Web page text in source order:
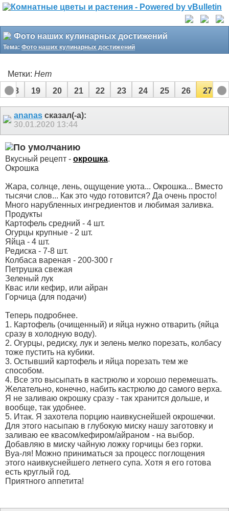
Фото наших кулинарных достижений
Тема: Фото наших кулинарных достижений
Метки: Нет
18
19 20 21 22 23 24 25 26 27
ananas сказал(-а):
30.01.2020 13:44
Вкусный рецепт - окрошка.
Окрошка
Жара, солнце, лень, ощущение уюта... Окрошка... Вместо
тысячи слов... Как это чудо готовится? Да очень просто!
Много нарубленных ингредиентов и любимая заливка.
Продукты
Картофель средний - 4 шт.
Огурцы крупные - 2 шт.
Яйца - 4 шт.
Редиска - 7-8 шт.
Колбаса вареная - 200-300 г
Петрушка свежая
Зеленый лук
Квас или кефир, или айран
Горчица (для подачи)
Теперь подробнее.
1. Картофель (очищенный) и яйца нужно отварить (яйца
сразу в холодную воду).
2. Огурцы, редиску, лук и зелень мелко порезать, колбасу
тоже пустить на кубики.
3. Остывший картофель и яйца порезать тем же
способом.
4. Все это высыпать в кастрюлю и хорошо перемешать.
Желательно, конечно, набить кастрюлю до самого верха.
Я не заливаю окрошку сразу - так хранится дольше, и
вообще, так удобнее.
5. Итак. Я захотела порцию наивкуснейшей окрошечки.
Для этого насыпаю в глубокую миску нашу заготовку и
заливаю ее квасом/кефиром/айраном - на выбор.
Добавляю в миску чайную ложку горчицы без горки.
Вуа-ля! Можно приниматься за процесс поглощения
этого наивкуснейшего летнего супа. Хотя я его готова
есть круглый год.
Приятного аппетита!